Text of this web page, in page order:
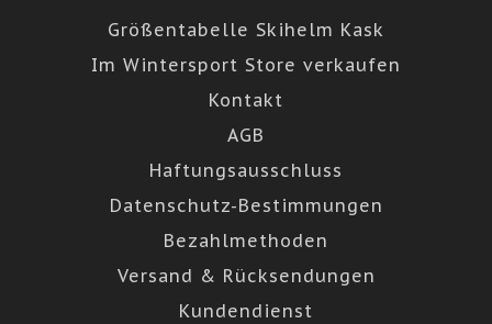
Größentabelle Skihelm Kask
Im Wintersport Store verkaufen
Kontakt
AGB
Haftungsausschluss
Datenschutz-Bestimmungen
Bezahlmethoden
Versand & Rücksendungen
Kundendienst